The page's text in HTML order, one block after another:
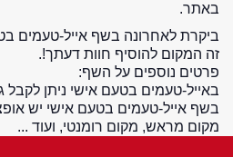
באתר.
ביקרת לאחרונה בשף אייל-טעמים
זה המקום להוסיף חוות דעתך!.
פרטים נוספים על השף:
באייל-טעמים בטעם אישי ניתן לקבל
בשף אייל-טעמים בטעם אישי יש
מקום מראש, מקום רומנטי, ועוד ...